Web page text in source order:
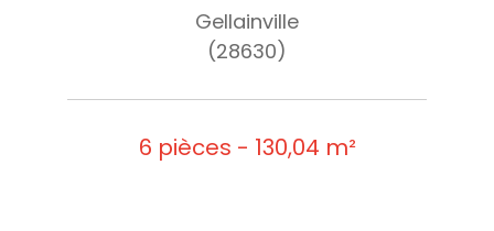
Gellainville
(28630)
6 pièces - 130,04 m²